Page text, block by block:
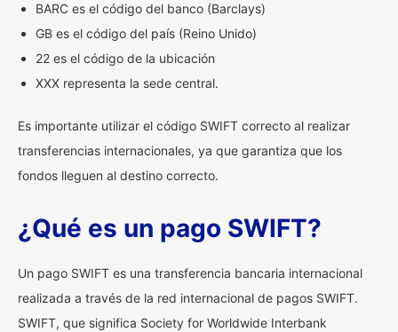
BARC es el código del banco (Barclays)
GB es el código del país (Reino Unido)
22 es el código de la ubicación
XXX representa la sede central.
Es importante utilizar el código SWIFT correcto al realizar
transferencias internacionales, ya que garantiza que los
fondos lleguen al destino correcto.
¿Qué es un pago SWIFT?
Un pago SWIFT es una transferencia bancaria internacional
realizada a través de la red internacional de pagos SWIFT.
SWIFT, que significa Society for Worldwide Interbank